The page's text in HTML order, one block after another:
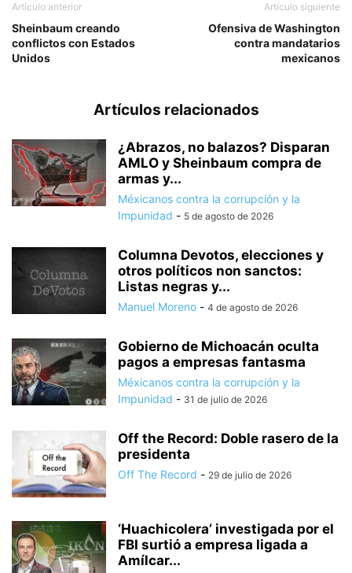
Artículo anterior
Sheinbaum creando
conflictos con Estados
Unidos
Artículo siguiente
Ofensiva de Washington
contra mandatarios
mexicanos
Artículos relacionados
¿Abrazos, no balazos? Disparan
AMLO y Sheinbaum compra de
armas y...
Méxicanos contra la corrupción y la
Impunidad - 5 de agosto de 2026
Columna Devotos, elecciones y
otros políticos non sanctos:
Listas negras y...
Manuel Moreno - 4 de agosto de 2026
Gobierno de Michoacán oculta
pagos a empresas fantasma
Méxicanos contra la corrupción y la
Impunidad - 31 de julio de 2026
Off the Record: Doble rasero de la
presidenta
Off The Record - 29 de julio de 2026
‘Huachicolera’ investigada por el
FBI surtió a empresa ligada a
Amílcar...